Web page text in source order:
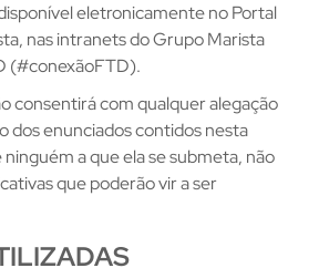
eletronicamente no Portal
nas intranets do Grupo Marista
(#conexãoFTD).
consentirá com qualquer alegação
dos enunciados contidos nesta
a que ela se submeta, não
que poderão vir a ser